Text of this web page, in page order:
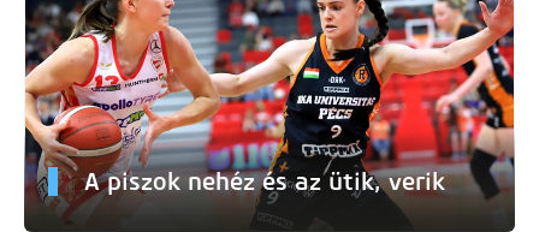
A piszok nehéz és az ütik, verik